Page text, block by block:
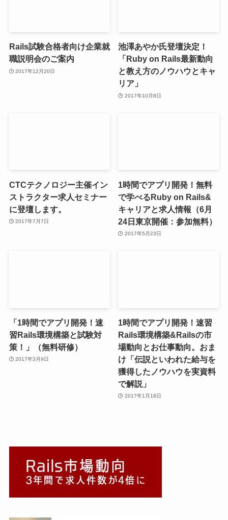
Rails試験合格者向け企業就
職説明会のご案内
2017年12月20日
池澤あやか氏登壇決定！
「Ruby on Rails最新動向
と教え方のノウハウとキャ
リア」
2017年10月8日
CTCテクノロジー主催イン
ストラクター求人セミナー
に登壇します。
2017年7月7日
1時間でアプリ開発！無料
で学べるRuby on Rails&
キャリアと求人情報（6月
24日東京開催：参加無料）
2017年5月23日
「1時間でアプリ開発！速
習Rails環境構築と試験対
策！」（無料研修）
2017年3月9日
1時間でアプリ開発！速習
Rails環境構築&Railsの市
場動向とお仕事動向。おま
け「伝説といわれた給与を
獲得したノウハウを実資料
で解説」
2017年1月18日